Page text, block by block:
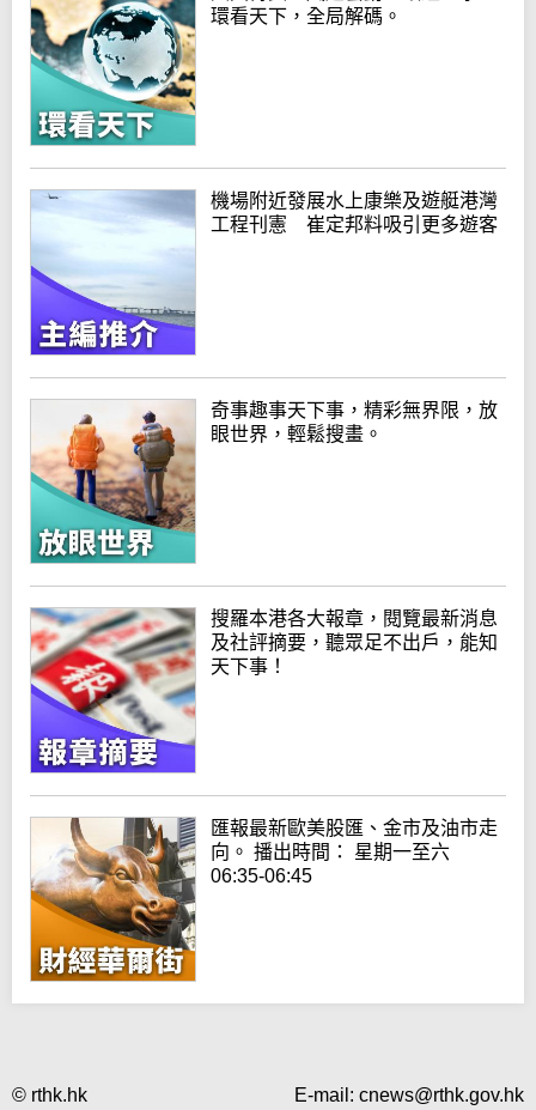
環看天下，全局解碼。
機場附近發展水上康樂及遊艇港灣
工程刊憲 崔定邦料吸引更多遊客
奇事趣事天下事，精彩無界限，放
眼世界，輕鬆搜畫。
搜羅本港各大報章，閱覽最新消息
及社評摘要，聽眾足不出戶，能知
天下事！
匯報最新歐美股匯、金市及油市走
向。 播出時間： 星期一至六
06:35-06:45
© rthk.hk E-mail: cnews@rthk.gov.hk